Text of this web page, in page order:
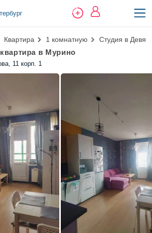
Квартира 1 комнатную Студия в
в Мурино
11 корп. 1